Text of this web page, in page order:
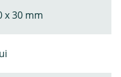
x 30 mm